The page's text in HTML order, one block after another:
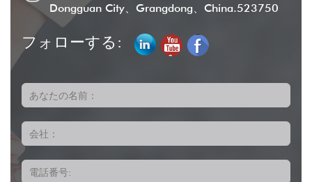
Dongguan City、Grangdong、China.523750
フォローする:
あなたの名前：
会社：
電話番号: